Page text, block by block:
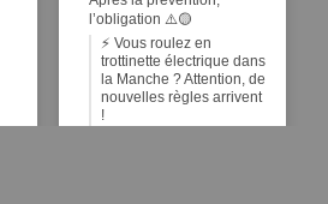
l’obligation ⚠️🟡
⚡ Vous roulez en
trottinette électrique dans
la Manche ? Attention, de
nouvelles règles arrivent
!